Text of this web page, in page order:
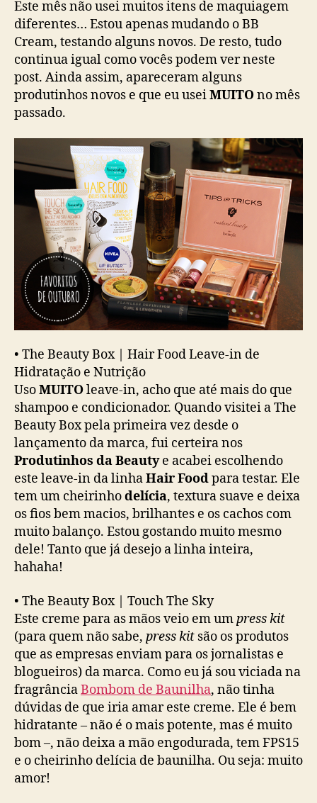
Este mês não usei muitos itens de maquiagem
diferentes… Estou apenas mudando o BB
Cream, testando alguns novos. De resto, tudo
continua igual como vocês podem ver neste
post. Ainda assim, apareceram alguns
produtinhos novos e que eu useiMUITOno mês
passado.
• The Beauty Box | Hair Food Leave-in de
Hidratação e Nutrição
UsoMUITOleave-in, acho que até mais do que
shampoo e condicionador. Quando visitei a The
Beauty Box pela primeira vez desde o
lançamento da marca, fui certeira nos
Produtinhos da Beautye acabei escolhendo
este leave-in da linhaHair Foodpara testar. Ele
tem um cheirinhodelícia, textura suave e deixa
os fios bem macios, brilhantes e os cachos com
muito balanço. Estou gostando muito mesmo
dele! Tanto que já desejo a linha inteira,
hahaha!
• The Beauty Box | Touch The Sky
Este creme para as mãos veio em umpress kit
(para quem não sabe, press kit são os produtos
que as empresas enviam para os jornalistas e
blogueiros) da marca. Como eu já sou viciada na
fragrânciaBombom de Baunilha, não tinha
dúvidas de que iria amar este creme. Ele é bem
hidratante – não é o mais potente, mas é muito
bom –, não deixa a mão engodurada, tem FPS15
e o cheirinho delícia de baunilha. Ou seja: muito
amor!